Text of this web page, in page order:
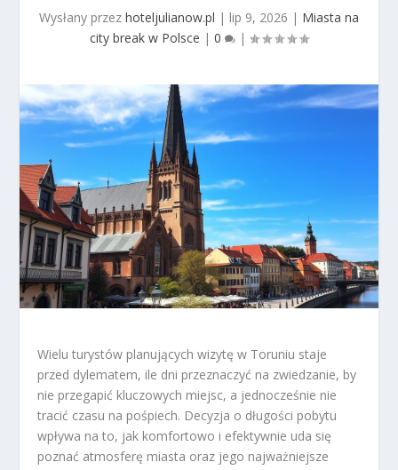
Wysłany przez hoteljulianow.pl | lip 9, 2026 | Miasta na
city break w Polsce | 0 |
Wielu turystów planujących wizytę w Toruniu staje
przed dylematem, ile dni przeznaczyć na zwiedzanie, by
nie przegapić kluczowych miejsc, a jednocześnie nie
tracić czasu na pośpiech. Decyzja o długości pobytu
wpływa na to, jak komfortowo i efektywnie uda się
poznać atmosferę miasta oraz jego najważniejsze